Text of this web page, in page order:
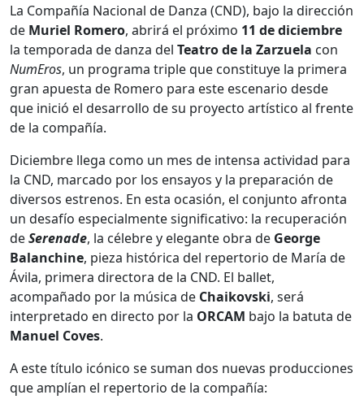
La Compañía Nacional de Danza (CND), bajo la dirección
de Muriel Romero, abrirá el próximo 11 de diciembre
la temporada de danza del Teatro de la Zarzuela con
NumEros, un programa triple que constituye la primera
gran apuesta de Romero para este escenario desde
que inició el desarrollo de su proyecto artístico al frente
de la compañía.
Diciembre llega como un mes de intensa actividad para
la CND, marcado por los ensayos y la preparación de
diversos estrenos. En esta ocasión, el conjunto afronta
un desafío especialmente significativo: la recuperación
deSerenade, la célebre y elegante obra de George
Balanchine, pieza histórica del repertorio de María de
Ávila, primera directora de la CND. El ballet,
acompañado por la música de Chaikovski, será
interpretado en directo por la ORCAM bajo la batuta de
Manuel Coves.
A este título icónico se suman dos nuevas producciones
que amplían el repertorio de la compañía: